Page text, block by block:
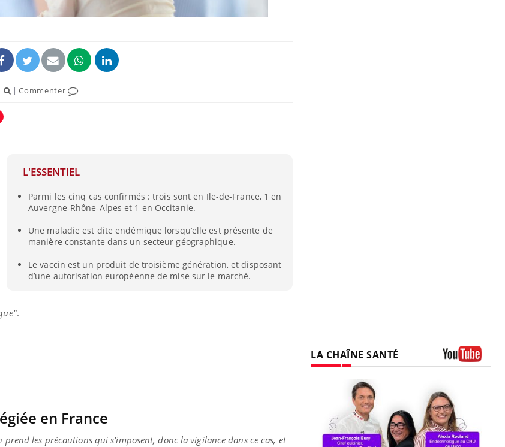
|Commenter
L'ESSENTIEL
Parmi les cinq cas confirmés : trois sont en Ile-de-France, 1 en
Auvergne-Rhône-Alpes et 1 en Occitanie.
Une maladie est dite endémique lorsqu’elle est présente de
manière constante dans un secteur géographique.
Le vaccin est un produit de troisième génération, et disposant
d’une autorisation européenne de mise sur le marché.
.
en France
les précautions qui s'imposent, donc la vigilance dans ce cas, et
LA CHAÎNE SANTÉ